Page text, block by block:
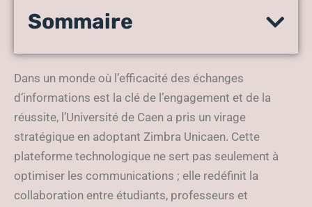
révolutionne la
universitaire à Caen
Sommaire
Dans un monde où l’efficacité des échanges
d’informations est la clé de l’engagement et de la
réussite, l’Université de Caen a pris un virage
stratégique en adoptant Zimbra Unicaen. Cette
plateforme technologique ne sert pas seulement à
optimiser les communications ; elle redéfinit la
collaboration entre étudiants, professeurs et